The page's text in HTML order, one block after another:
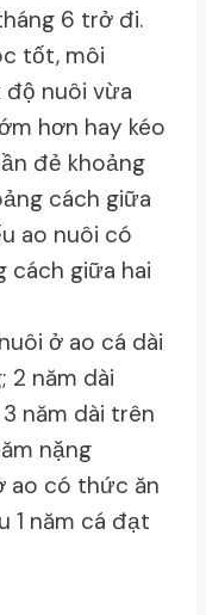
6 trở đi.
tốt, môi
nuôi vừa
hơn hay kéo
đẻ khoảng
cách giữa
ao nuôi có
cách giữa hai
ở ao cá dài
2 năm dài
năm dài trên
nặng
ao có thức ăn
1 năm cá đạt